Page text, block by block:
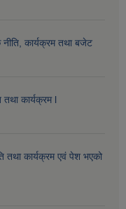
नीति, कार्यक्रम तथा बजेट
कार्यक्रम l
तथा कार्यक्रम एवं पेश भएको